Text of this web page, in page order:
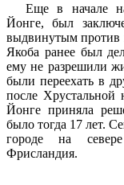
Еще в начале
Йонге, был
выдвинутым против
Якоба ранее был
ему не разрешили
были переехать в
после
Йонге приняла
было тогда 17 лет.
городе на
Фрисландия.